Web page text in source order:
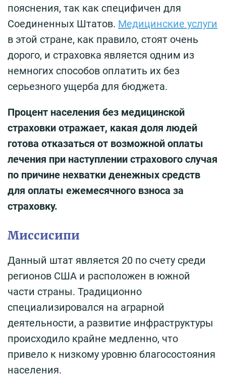
пояснения, так как специфичен для
Соединенных Штатов. Медицинские услуги
в этой стране, как правило, стоят очень
дорого, и страховка является одним из
немногих способов оплатить их без
серьезного ущерба для бюджета.
Процент населения без медицинской
страховки отражает, какая доля людей
готова отказаться от возможной оплаты
лечения при наступлении страхового случая
по причине нехватки денежных средств
для оплаты ежемесячного взноса за
страховку.
Миссисипи
Данный штат является 20 по счету среди
регионов США и расположен в южной
части страны. Традиционно
специализировался на аграрной
деятельности, а развитие инфраструктуры
происходило крайне медленно, что
привело к низкому уровню благосостояния
населения.